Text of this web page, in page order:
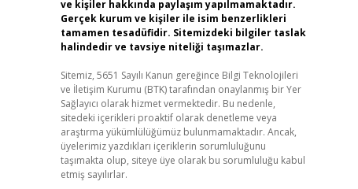
ve kişiler hakkında paylaşım yapılmamaktadır.
Gerçek kurum ve kişiler ile isim benzerlikleri
tamamen tesadüfidir. Sitemizdeki bilgiler taslak
halindedir ve tavsiye niteliği taşımazlar.
Sitemiz, 5651 Sayılı Kanun gereğince Bilgi Teknolojileri
ve İletişim Kurumu (BTK) tarafından onaylanmış bir Yer
Sağlayıcı olarak hizmet vermektedir. Bu nedenle,
sitedeki içerikleri proaktif olarak denetleme veya
araştırma yükümlülüğümüz bulunmamaktadır. Ancak,
üyelerimiz yazdıkları içeriklerin sorumluluğunu
taşımakta olup, siteye üye olarak bu sorumluluğu kabul
etmiş sayılırlar.